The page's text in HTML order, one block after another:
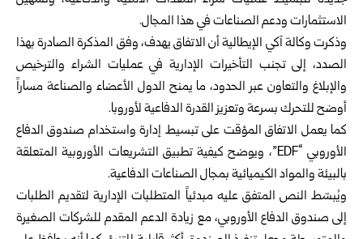
الاستثمارات ودعم الصناعات في هذا المجال.
وذكرت وكالة آكي الإيطالية أن الاتفاق يهدف، وفق المذكرة الصادرة بهذا
الصدد، إلى تجنب التأخيرات الإدارية في عمليات الشراء والترخيص
والإبلاغ والتعاون عبر الحدود، ما يمنح الدول الأعضاء والصناعة مساراً
أوضح للتحرك بسرعة وتعزيز القدرة الدفاعية لأوروبا.
كما يعمل الاتفاق المؤقت على تبسيط إدارة واستخدام صندوق الدفاع
الأوروبي “EDF”، ويوضح كيفية تطبيق التشريعات الأوروبية المتعلقة
بالبيئة والمواد الكيميائية بمجال الصناعات الدفاعية.
ويُبسّط النص المتفق عليه مبدئياً المتطلبات الإدارية لتقديم الطلبات
إلى صندوق الدفاع الأوروبي، مع زيادة الدعم المقدم للشركات الصغيرة